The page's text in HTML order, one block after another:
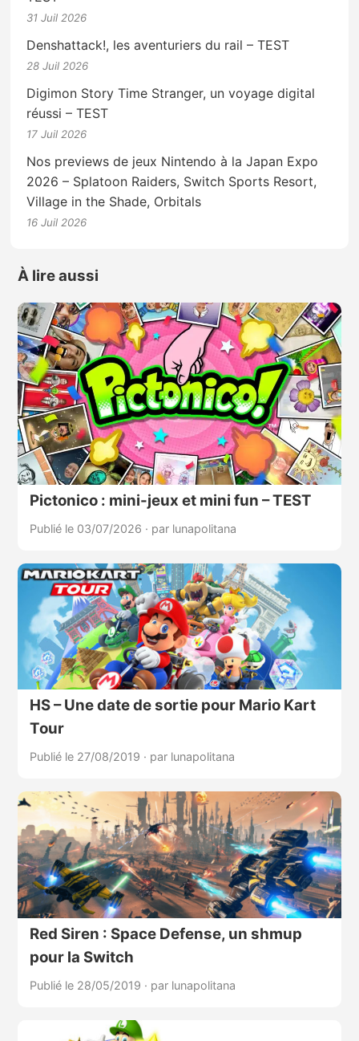
31 Juil 2026
Denshattack!, les aventuriers du rail – TEST
28 Juil 2026
Digimon Story Time Stranger, un voyage digital
réussi – TEST
17 Juil 2026
Nos previews de jeux Nintendo à la Japan Expo
2026 – Splatoon Raiders, Switch Sports Resort,
Village in the Shade, Orbitals
16 Juil 2026
À lire aussi
Pictonico : mini-jeux et mini fun – TEST
Publié le 03/07/2026 · par lunapolitana
HS – Une date de sortie pour Mario Kart
Tour
Publié le 27/08/2019 · par lunapolitana
Red Siren : Space Defense, un shmup
pour la Switch
Publié le 28/05/2019 · par lunapolitana